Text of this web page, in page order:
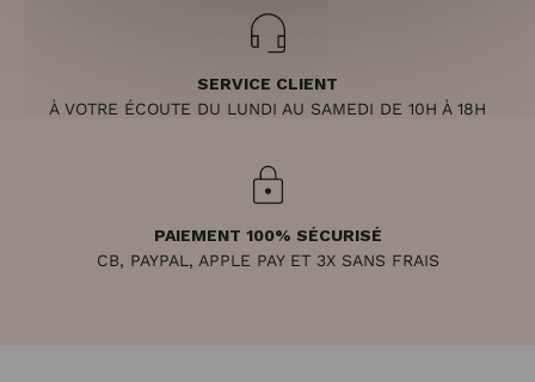
SERVICE CLIENT
À VOTRE ÉCOUTE DU LUNDI AU SAMEDI DE 10H À 18H
PAIEMENT 100% SÉCURISÉ
CB, PAYPAL, APPLE PAY ET 3X SANS FRAIS